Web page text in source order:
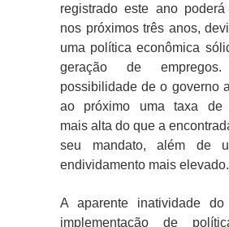
registrado este ano
nos próximos três anos,
uma política econômica
geração de
possibilidade de o governo
ao próximo uma taxa de
mais alta do que a
seu mandato, além de
endividamento mais elevado.
A aparente inatividade
implementação de